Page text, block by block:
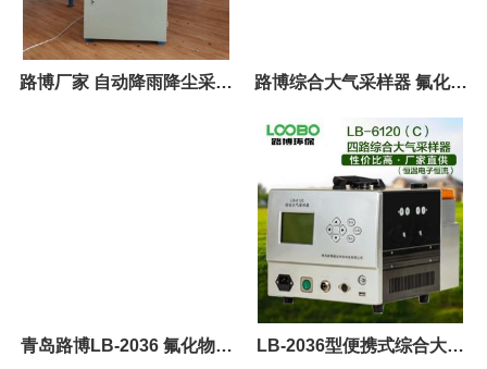
路博厂家 自动降雨降尘采样 路博综合大气采样器 氟化物
颗粒物大气一体机
青岛路博LB-2036 氟化物颗 LB-2036型便携式综合大气